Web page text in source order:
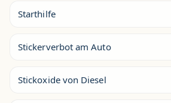
Starthilfe
Stickerverbot am Auto
Stickoxide von Diesel